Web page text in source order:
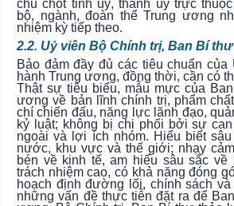
chủ chốt tỉnh uỷ, thành uỷ trực
bộ, ngành, đoàn thể Trung ương
nhiệm kỳ tiếp theo.
2.2. Uỷ viên Bộ Chính trị, Ban Bí thư
Bảo đảm đầy đủ các tiêu chuẩn của
hành Trung ương, đồng thời, cần có
Thật sự tiêu biểu, mẫu mực của
ương về bản lĩnh chính trị, phẩm
chí chiến đấu, năng lực lãnh đạo,
kỷ luật; không bị chi phối bởi sự
ngoài và lợi ích nhóm. Hiểu biết
nước, khu vực và thế giới; nhạy
bén về kinh tế, am hiểu sâu sắc
trách nhiệm cao, có khả năng đóng
hoạch định đường lối, chính sách
những vấn đề thực tiễn đặt ra để